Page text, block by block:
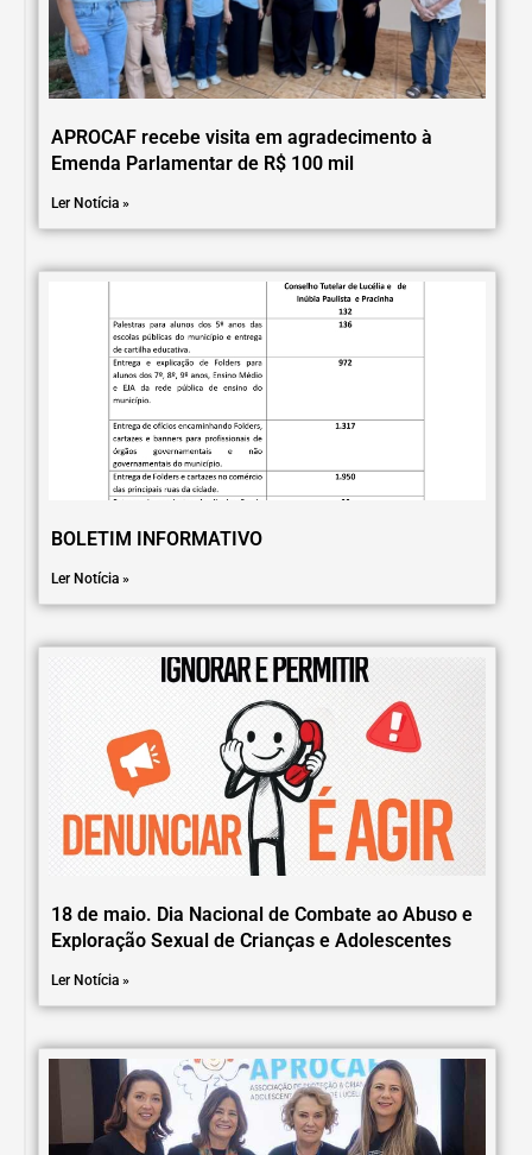
APROCAF recebe visita em agradecimento à
Emenda Parlamentar de R$ 100 mil
Ler Notícia »
BOLETIM INFORMATIVO
Ler Notícia »
18 de maio. Dia Nacional de Combate ao Abuso e
Exploração Sexual de Crianças e Adolescentes
Ler Notícia »